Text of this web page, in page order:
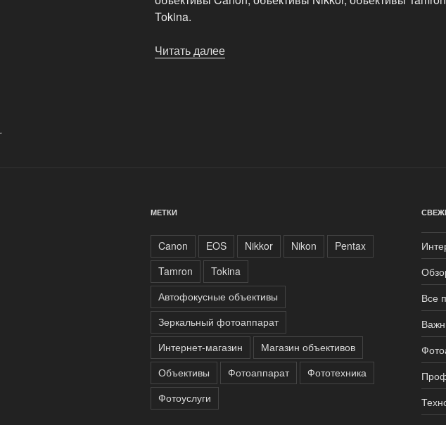
Tokina.
Читать далее
.
МЕТКИ
Canon EOS Nikkor Nikon
Pentax
Tamron
Tokina
Автофокусные объективы
Зеркальный фотоаппарат
Интернет-магазин
Магазин объективов
Объективы
Фотоаппарат
Фототехника
Фотоуслуги
Все